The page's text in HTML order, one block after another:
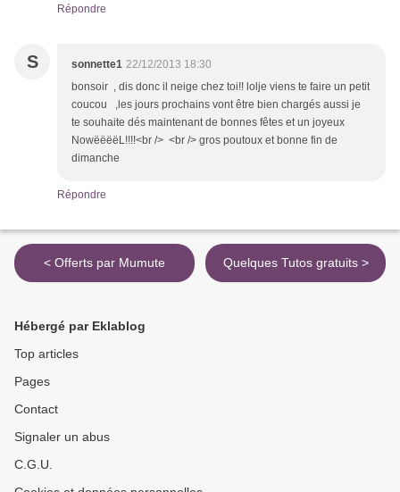
Répondre
S sonnette1 22/12/2013 18:30
bonsoir , dis donc il neige chez toi!! lolje viens te faire un petit
coucou ,les jours prochains vont être bien chargés aussi je
te souhaite dés maintenant de bonnes fêtes et un joyeux
NowëëëëL!!!!<br /> <br /> gros poutoux et bonne fin de
dimanche
Répondre
< Offerts par Mumute Quelques Tutos gratuits >
Hébergé par Eklablog
Top articles
Pages
Contact
Signaler un abus
C.G.U.